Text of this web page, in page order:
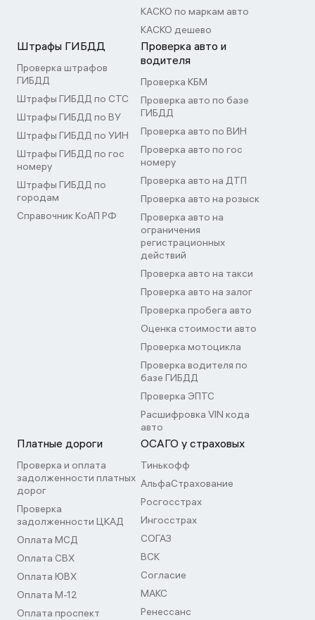
КАСКО по маркам авто
КАСКО дешево
Штрафы ГИБДД
Проверка штрафов
ГИБДД
Штрафы ГИБДД по СТС
Штрафы ГИБДД по ВУ
Штрафы ГИБДД по УИН
Штрафы ГИБДД по гос
номеру
Штрафы ГИБДД по
городам
Справочник КоАП РФ
Проверка авто и
водителя
Проверка КБМ
Проверка авто по базе
ГИБДД
Проверка авто по ВИН
Проверка авто по гос
номеру
Проверка авто на ДТП
Проверка авто на розыск
Проверка авто на
ограничения
регистрационных
действий
Проверка авто на такси
Проверка авто на залог
Проверка пробега авто
Оценка стоимости авто
Проверка мотоцикла
Проверка водителя по
базе ГИБДД
Проверка ЭПТС
Расшифровка VIN кода
авто
Платные дороги
Проверка и оплата
задолженности платных
дорог
Проверка
задолженности ЦКАД
Оплата МСД
Оплата СВХ
Оплата ЮВХ
Оплата М-12
Оплата проспект
ОСАГО у страховых
Тинькофф
АльфаСтрахование
Росгосстрах
Ингосстрах
СОГАЗ
ВСК
Согласие
МАКС
Ренессанс